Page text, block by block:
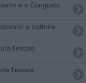
è a Congusto
e trattorie
l'estate
l'estate